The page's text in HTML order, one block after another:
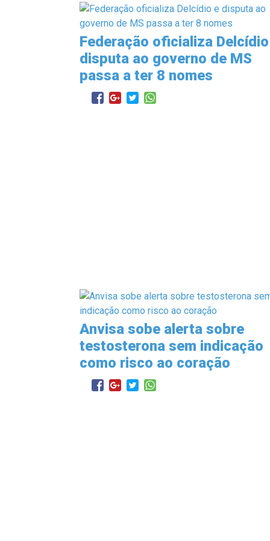
Federação oficializa
disputa ao governo de MS
passa a ter 8 nomes
Anvisa sobe alerta sobre
testosterona sem indicação
como risco ao coração